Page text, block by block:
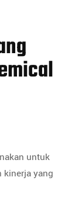
untuk
yang